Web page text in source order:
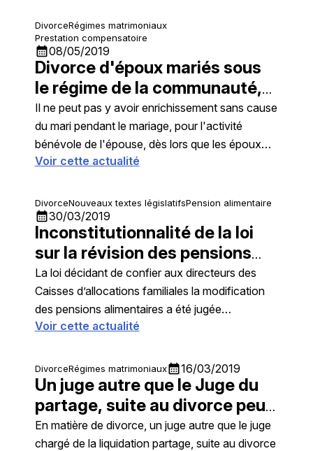
DivorceRégimes matrimoniaux
Prestation compensatoire
calendar_month08/05/2019
Divorce d'époux mariés sous
le régime de la communauté,
gains lors du divorce
Il ne peut pas y avoir enrichissement sans cause
du mari pendant le mariage, pour l'activité
bénévole de l'épouse, dès lors que les époux
qui divorcent étaient mariés non sous le régime
communauté
Voir cette actualité
DivorceNouveaux textes législatifsPension alimentaire
calendar_month30/03/2019
Inconstitutionnalité de la loi
sur la révision des pensions
alimentaires
La loi décidant de confier aux directeurs des
Caisses d’allocations familiales la modification
des pensions alimentaires a été jugée
inconstitutionnelle par le Conseil Constitutionnel,
affaires familiales
Voir cette actualité
DivorceRégimes matrimoniauxcalendar_month16/03/2019
Un juge autre que le Juge du
partage, suite au divorce peut
qualifier des actions
En matière de divorce, un juge autre que le juge
chargé de la liquidation partage, suite au divorce